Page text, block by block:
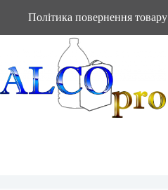
Політика повернення товару